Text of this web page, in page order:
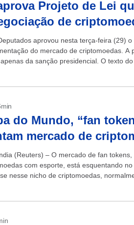
Projeto de Lei
de
aprovou nesta terça-feira (29) o
do mercado de criptomoedas. A
da sanção presidencial. O texto
do Mundo, “fan
mercado de
(Reuters) – O mercado de fan
com esporte, está esquentando
nesse nicho de criptomoedas,